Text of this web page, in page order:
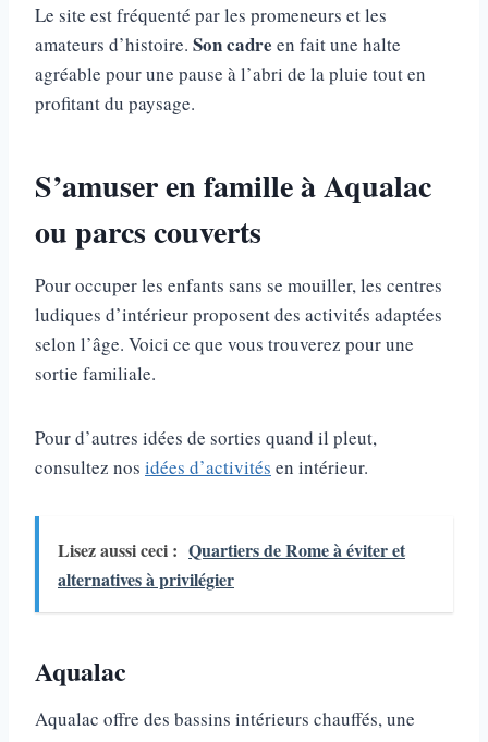
Le site est fréquenté par les promeneurs et les
amateurs d’histoire. Son cadre en fait une halte
agréable pour une pause à l’abri de la pluie tout en
profitant du paysage.
S’amuser en famille à Aqualac
ou parcs couverts
Pour occuper les enfants sans se mouiller, les centres
ludiques d’intérieur proposent des activités adaptées
selon l’âge. Voici ce que vous trouverez pour une
sortie familiale.
Pour d’autres idées de sorties quand il pleut,
consultez nos idées d’activités en intérieur.
Lisez aussi ceci : Quartiers de Rome à éviter et
alternatives à privilégier
Aqualac
Aqualac offre des bassins intérieurs chauffés, une